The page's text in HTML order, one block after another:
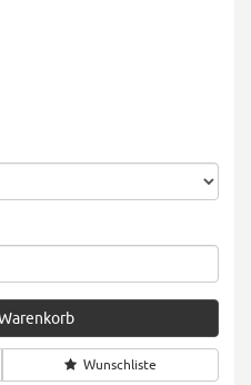
Wunschliste